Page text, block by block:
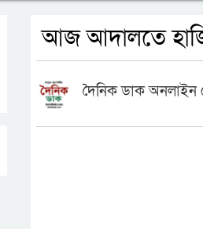
আজ আদালতে
দৈনিক ডাক অনলাইন